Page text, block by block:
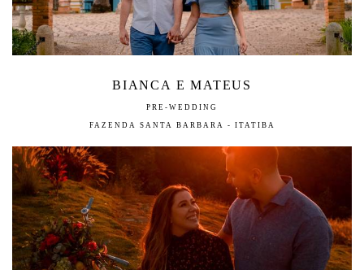
BIANCA E MATEUS
PRE-WEDDING
FAZENDA SANTA BARBARA - ITATIBA